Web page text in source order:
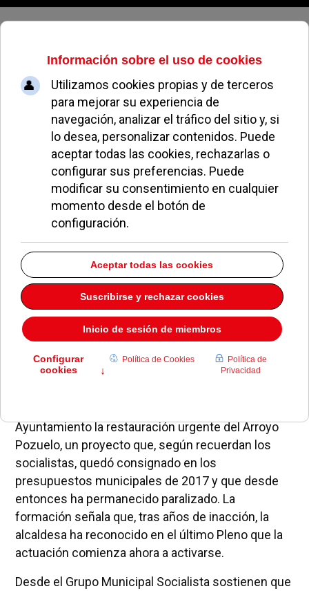
Domingo, 09 de agosto de 2026
El PSOE reclama al Ayuntamiento
la restauración urgente del Arroyo
Pozuelo
ALEJANDRO MORENO POLÍTICA 20 FEBRERO 2026
Ayuntamiento la restauración urgente del Arroyo
Pozuelo, un proyecto que, según recuerdan los
socialistas, quedó consignado en los
presupuestos municipales de 2017 y que desde
entonces ha permanecido paralizado. La
formación señala que, tras años de inacción, la
alcaldesa ha reconocido en el último Pleno que la
actuación comienza ahora a activarse.
Desde el Grupo Municipal Socialista sostienen que